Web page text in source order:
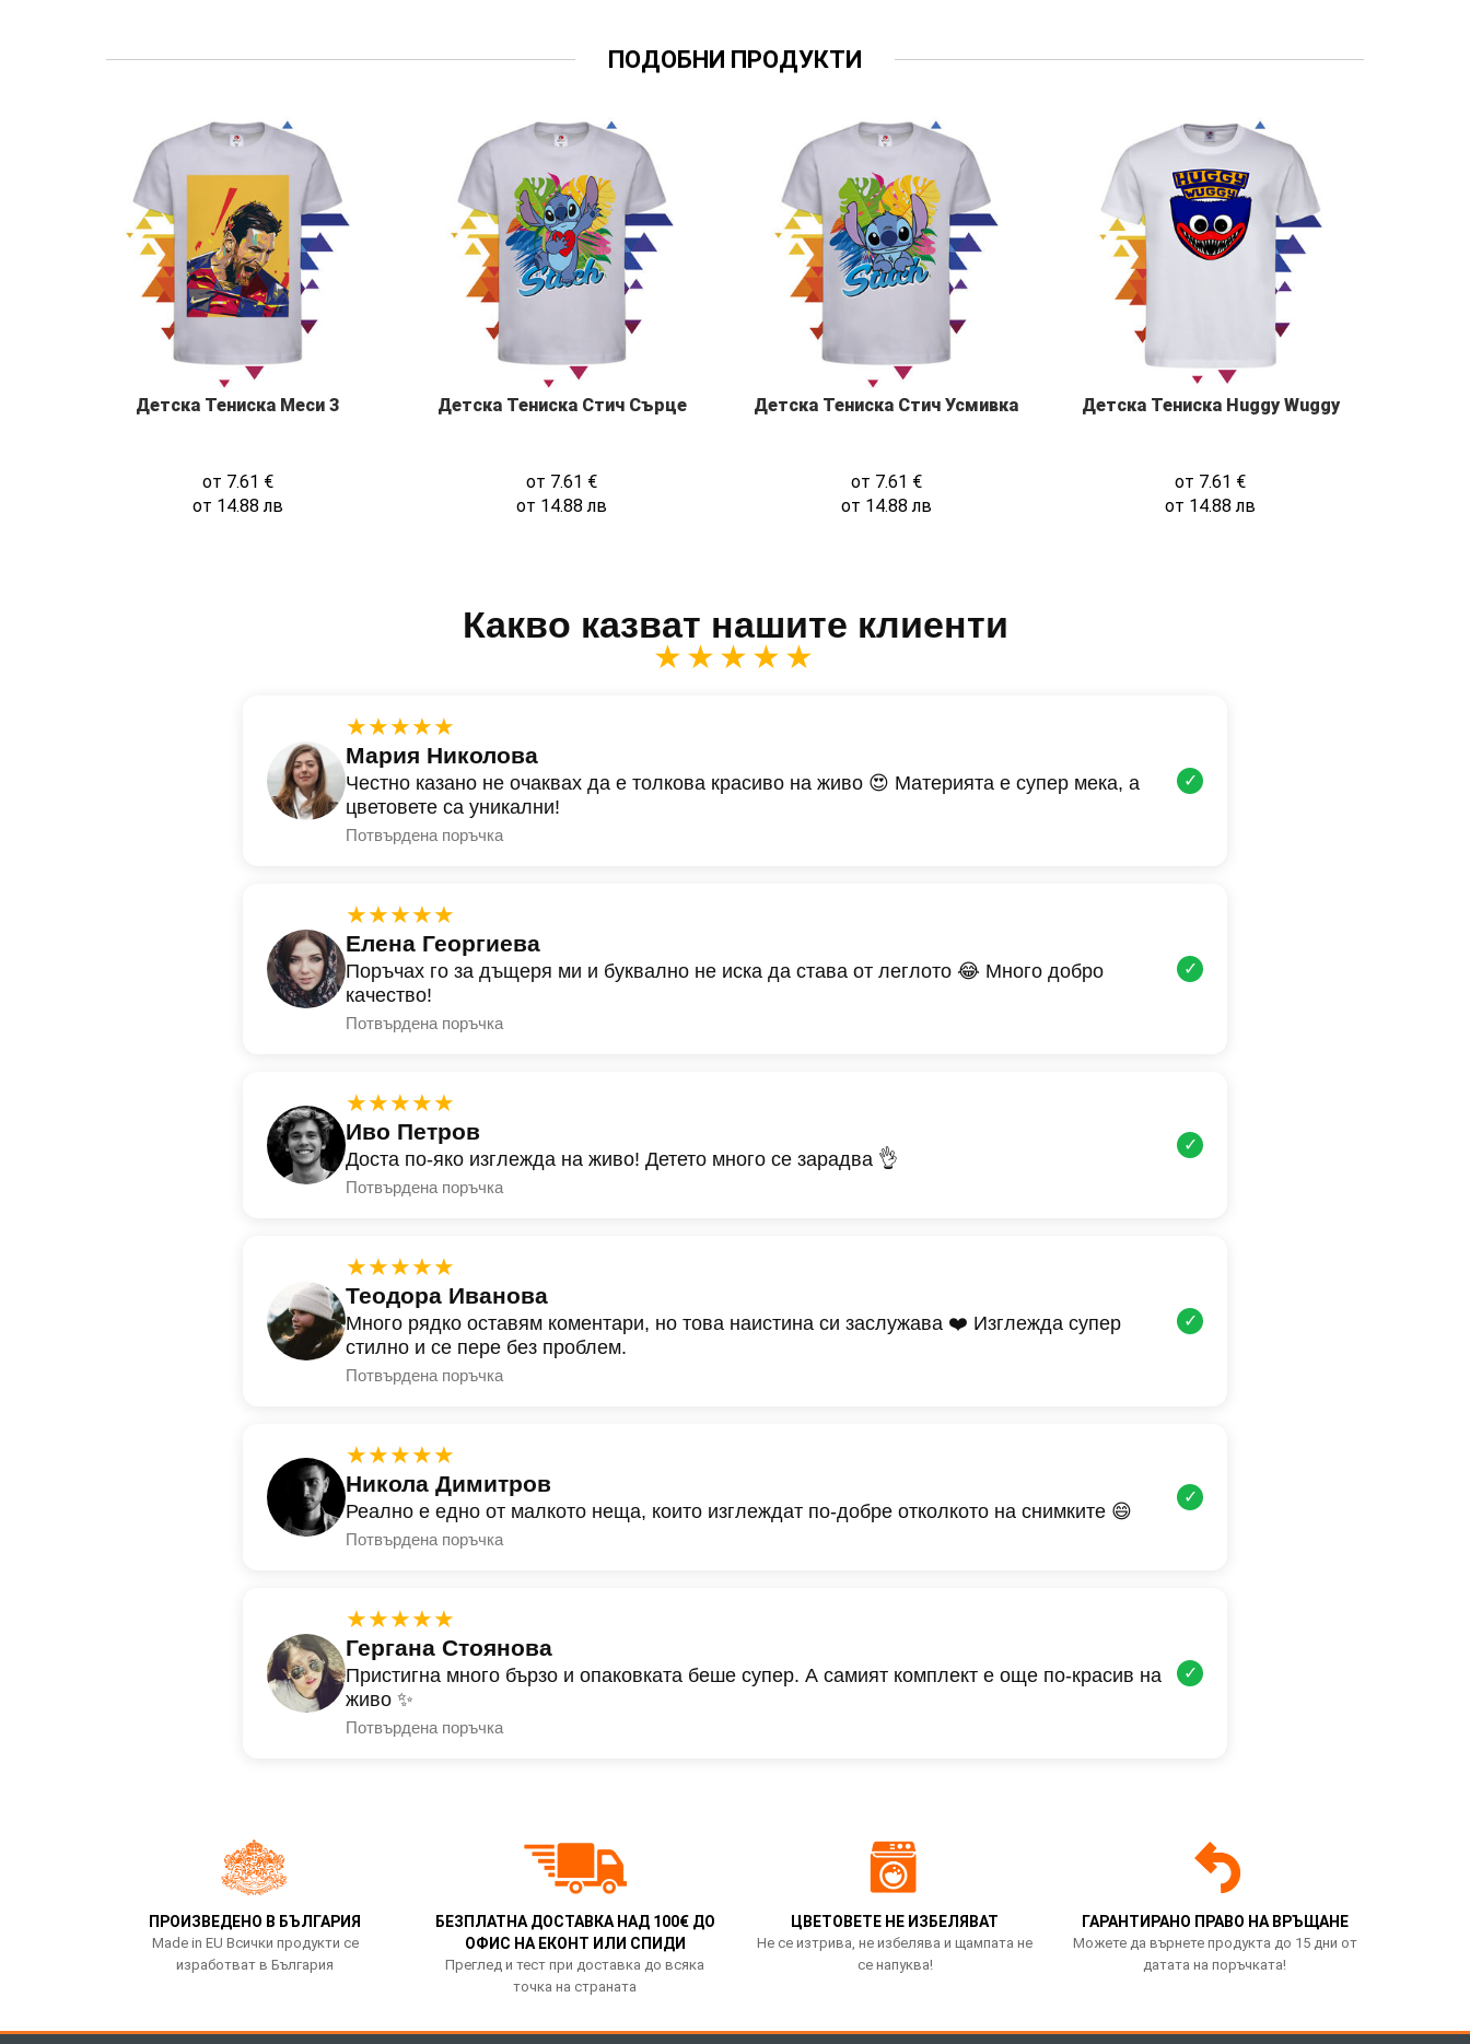
ПОДОБНИ ПРОДУКТИ
Детска Тениска Меси 3
от 7.61 €
от 14.88лв
Детска Тениска Стич Сърце
от 7.61 €
от 14.88лв
Детска Тениска Стич Усмивка
от 7.61 €
от 14.88лв
Детска Тениска Huggy Wuggy
от 7.61 €
от 14.88лв
Какво казват нашите клиенти
★★★★★
★★★★★
Мария Николова
Честно казано не очаквах да е толкова красиво на живо 😍 Материята е супер мека, а
цветовете са уникални!
Потвърдена поръчка
✓
★★★★★
Елена Георгиева
Поръчах го за дъщеря ми и буквално не иска да става от леглото 😂 Много добро
качество!
Потвърдена поръчка
✓
★★★★★
Иво Петров
Доста по-яко изглежда на живо! Детето много се зарадва 👌
Потвърдена поръчка
✓
★★★★★
Теодора Иванова
Много рядко оставям коментари, но това наистина си заслужава ❤️ Изглежда супер
стилно и се пере без проблем.
Потвърдена поръчка
✓
★★★★★
Никола Димитров
Реално е едно от малкото неща, които изглеждат по-добре отколкото на снимките 😄
Потвърдена поръчка
✓
★★★★★
Гергана Стоянова
Пристигна много бързо и опаковката беше супер. А самият комплект е още по-красив на
живо ✨
Потвърдена поръчка
✓
ПРОИЗВЕДЕНО В БЪЛГАРИЯ
Made in EU Всички продукти се
изработват в България
БЕЗПЛАТНА ДОСТАВКА НАД 100€ ДО
ОФИС НА ЕКОНТ ИЛИ СПИДИ
Преглед и тест при доставка до всяка
точка на страната
ЦВЕТОВЕТЕ НЕ ИЗБЕЛЯВАТ
Не се изтрива, не избелява и щампата не
се напуква!
ГАРАНТИРАНО ПРАВО НА ВРЪЩАНЕ
Можете да върнете продукта до 15 дни от
датата на поръчката!